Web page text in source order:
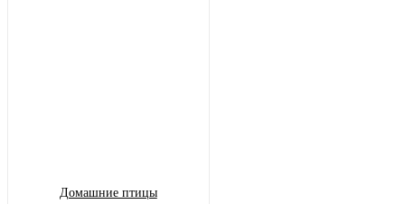
Домашние птицы